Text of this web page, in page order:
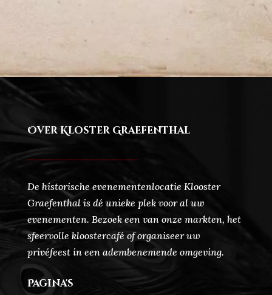
Over Kloster Graefenthal
De historische evenementenlocatie Klooster
Graefenthal is dé unieke plek voor al uw
evenementen. Bezoek een van onze markten, het
sfeervolle kloostercafé of organiseer uw
privéfeest in een adembenemende omgeving.
Pagina's